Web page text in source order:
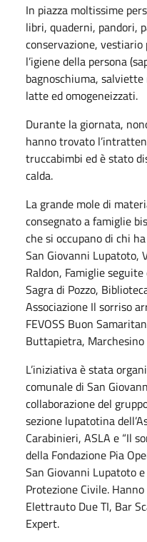
In piazza moltissime
libri, quaderni, pandori,
conservazione,
l’igiene della persona
bagnoschiuma,
latte ed omogeneizzati.
Durante la giornata,
hanno trovato
truccabimbi ed è stato
calda.
La grande mole di
consegnato a famiglie
che si occupano di chi
San Giovanni Lupatoto,
Raldon, Famiglie
Sagra di Pozzo,
Associazione Il sorriso
FEVOSS Buon
Buttapietra, Marchesino
L’iniziativa è stata
comunale di San
collaborazione del
sezione lupatotina
Carabinieri, ASLA e “Il
della Fondazione Pia
San Giovanni Lupatoto
Protezione Civile.
Elettrauto Due TI, Bar
Expert.